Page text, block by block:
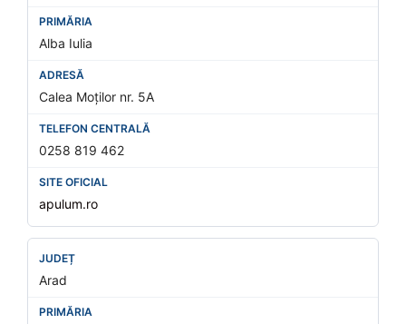
Alba Iulia
Calea Moților nr. 5A
0258 819 462
apulum.ro
Arad